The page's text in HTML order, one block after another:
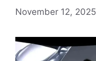
November 12, 2025